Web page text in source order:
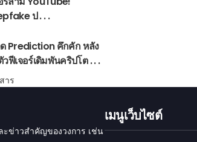
ป . . .
Prediction คึกคัก หลัง
วฟีเจอร์เดิมพันคริปโต . . .
าร
ะข่าวสำคัญของวงการ เช่น
เมนูเว็บไซต์